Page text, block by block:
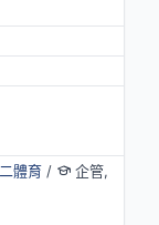
體育/
企管,